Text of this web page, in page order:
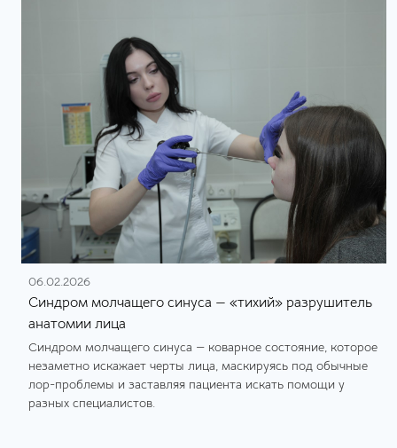
06.02.2026
Синдром молчащего синуса — «тихий» разрушитель
анатомии лица
Синдром молчащего синуса — коварное состояние, которое
незаметно искажает черты лица, маскируясь под обычные
лор-проблемы и заставляя пациента искать помощи у
разных специалистов.